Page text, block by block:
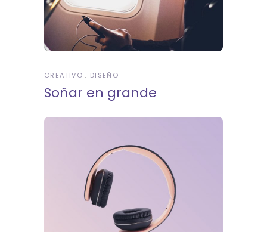
CREATIVO DISEÑO
Soñar en grande